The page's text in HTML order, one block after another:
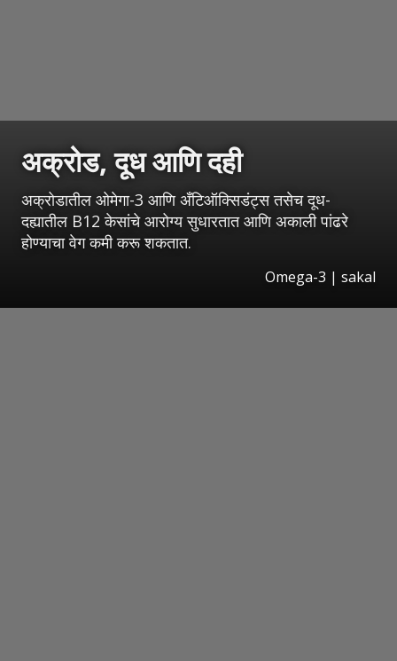
अक्रोड, दूध आणि दही
अक्रोडातील ओमेगा-3 आणि अँटिऑक्सिडंट्स तसेच दूध-
दह्यातील B12 केसांचे आरोग्य सुधारतात आणि अकाली पांढरे
होण्याचा वेग कमी करू शकतात.
Omega-3 | sakal